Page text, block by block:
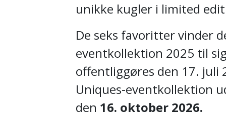
unikke kugler i limited
De seks favoritter vinder
eventkollektion 2025 til
offentliggøres den 17. juli
Uniques-eventkollektion
den 16. oktober 2026.